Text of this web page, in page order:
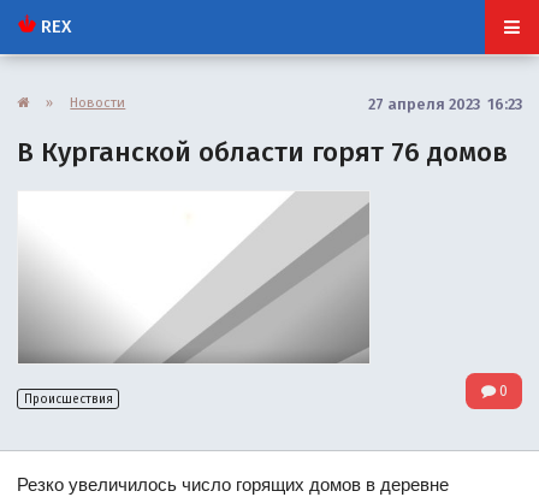
REX
» Новости 27 апреля 2023 16:23
В Курганской области горят 76 домов
Происшествия 0
Резко увеличилось число горящих домов в деревне